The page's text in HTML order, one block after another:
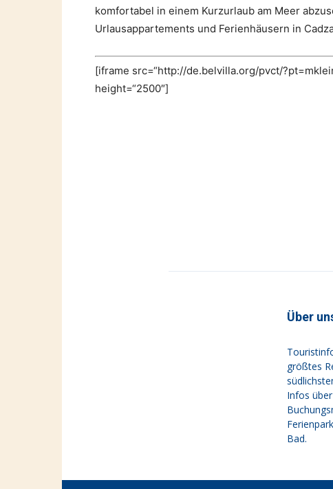
komfortabel in einem Kurzurlaub am Meer
Urlausappartements und Ferienhäusern in
[iframe src=“http://de.belvilla.org/pvct/
height=“2500″]
Über
größtes
Infos
Bad.